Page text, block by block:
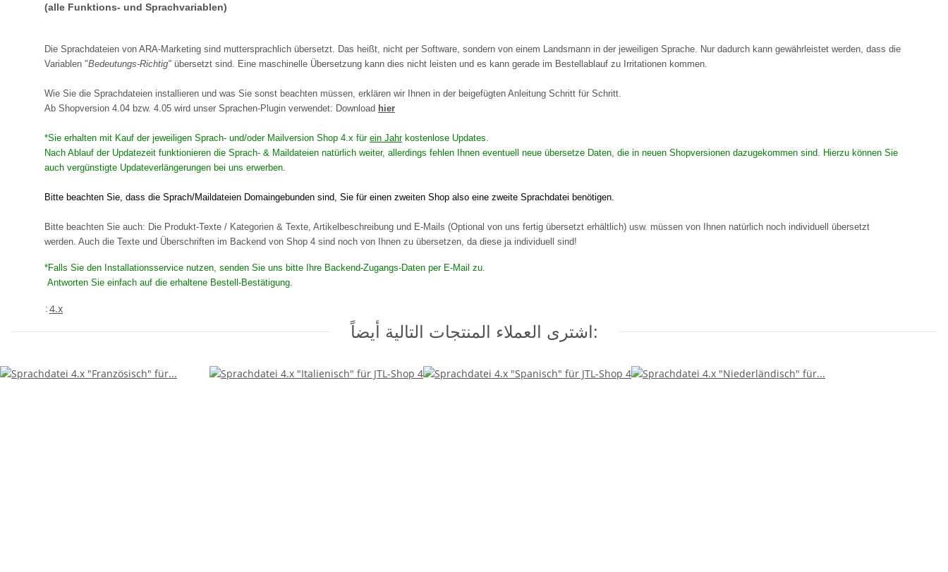
(alle Funktions- und Sprachvariablen)
Die Sprachdateien von ARA-Marketing sind muttersprachlich übersetzt. Das heißt, nicht per Software, sondern von einem Landsmann in der jeweiligen Sprache. Nur dadurch kann gewährleistet werden, dass die
Variablen "Bedeutungs-Richtig" übersetzt sind. Eine maschinelle Übersetzung kann dies nicht leisten und es kann gerade im Bestellablauf zu Irritationen kommen.
Wie Sie die Sprachdateien installieren und was Sie sonst beachten müssen, erklären wir Ihnen in der beigefügten Anleitung Schritt für Schritt.
Ab Shopversion 4.04 bzw. 4.05 wird unser Sprachen-Plugin verwendet: Download hier
*Sie erhalten mit Kauf der jeweiligen Sprach- und/oder Mailversion Shop 4.x für ein Jahrkostenlose Updates.
Nach Ablauf der Updatezeit funktionieren die Sprach- & Maildateien natürlich weiter, allerdings fehlen Ihnen eventuell neue übersetze Daten, die in neuen Shopversionen dazugekommen sind. Hierzu können Sie
auch vergünstigte Updateverlängerungen bei uns erwerben.
Bitte beachten Sie, dass die Sprach/Maildateien Domaingebunden sind, Sie für einen zweiten Shop also eine zweite Sprachdatei benötigen.
Bitte beachten Sie auch: Die Produkt-Texte / Kategorien & Texte, Artikelbeschreibung und E-Mails (Optional von uns fertig übersetzt erhältlich) usw. müssen von Ihnen natürlich noch individuell übersetzt
werden. Auch die Texte und Überschriften im Backend von Shop 4 sind noch von Ihnen zu übersetzen, da diese ja individuell sind!
*Falls Sie den Installationsservice nutzen, senden Sie uns bitte Ihre Backend-Zugangs-Daten per E-Mail zu.
Antworten Sie einfach auf die erhaltene Bestell-Bestätigung.
:4.x
اشترى العملاء المنتجات التالية أيضاً: